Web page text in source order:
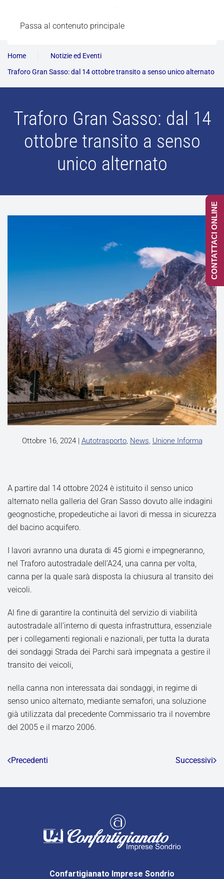
Passa al contenuto principale
Home
Notizie ed Eventi
Traforo Gran Sasso: dal 14 ottobre transito a senso unico alternato
Traforo Gran Sasso: dal 14
ottobre transito a senso
unico alternato
Ottobre 16, 2024| Autotrasporto, News, Unione Informa
A partire dal 14 ottobre 2024 è istituito il senso unico
alternato nella galleria del Gran Sasso dovuto alle indagini
geognostiche, propedeutiche ai lavori di messa in sicurezza
del bacino acquifero.
I lavori avranno una durata di 45 giorni e impegneranno,
nel Traforo autostradale dell’A24, una canna per volta,
canna per la quale sarà disposta la chiusura al transito dei
veicoli.
Al fine di garantire la continuità del servizio di viabilità
autostradale all’interno di questa infrastruttura, essenziale
per i collegamenti regionali e nazionali, per tutta la durata
dei sondaggi Strada dei Parchi sarà impegnata a gestire il
transito dei veicoli,
nella canna non interessata dai sondaggi, in regime di
senso unico alternato, mediante semafori, una soluzione
già utilizzata dal precedente Commissario tra il novembre
del 2005 e il marzo 2006.
Precedenti Successivi
Confartigianato Imprese Sondrio
CONTATTACI ONLINE